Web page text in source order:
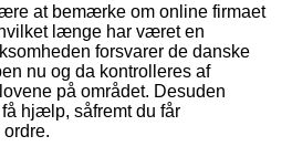
at bemærke om online firmaet
længe har været en
forsvarer de danske
nu og da kontrolleres af
på området. Desuden
hjælp, såfremt du får